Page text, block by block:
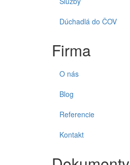
Dúchadlá do ČOV
Firma
O nás
Blog
Referencie
Kontakt